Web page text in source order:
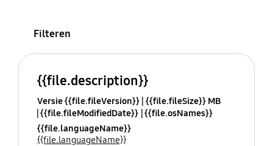
Filteren
{{file.description}}
Versie {{file.fileVersion}} {{file.fileSize}} MB
{{file.fileModifiedDate}} {{file.osNames}}
{{file.languageName}}
{{file.languageName}}